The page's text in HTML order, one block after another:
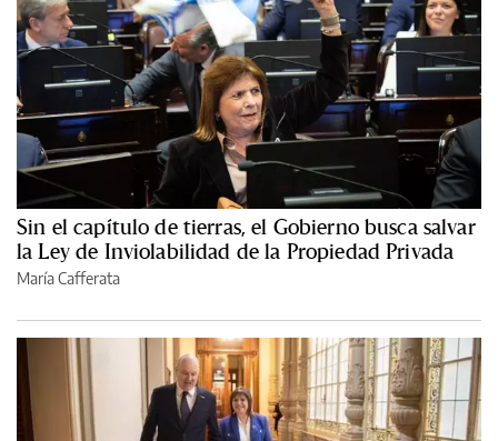
Sin el capítulo de tierras, el Gobierno busca salvar
la Ley de Inviolabilidad de la Propiedad Privada
María Cafferata